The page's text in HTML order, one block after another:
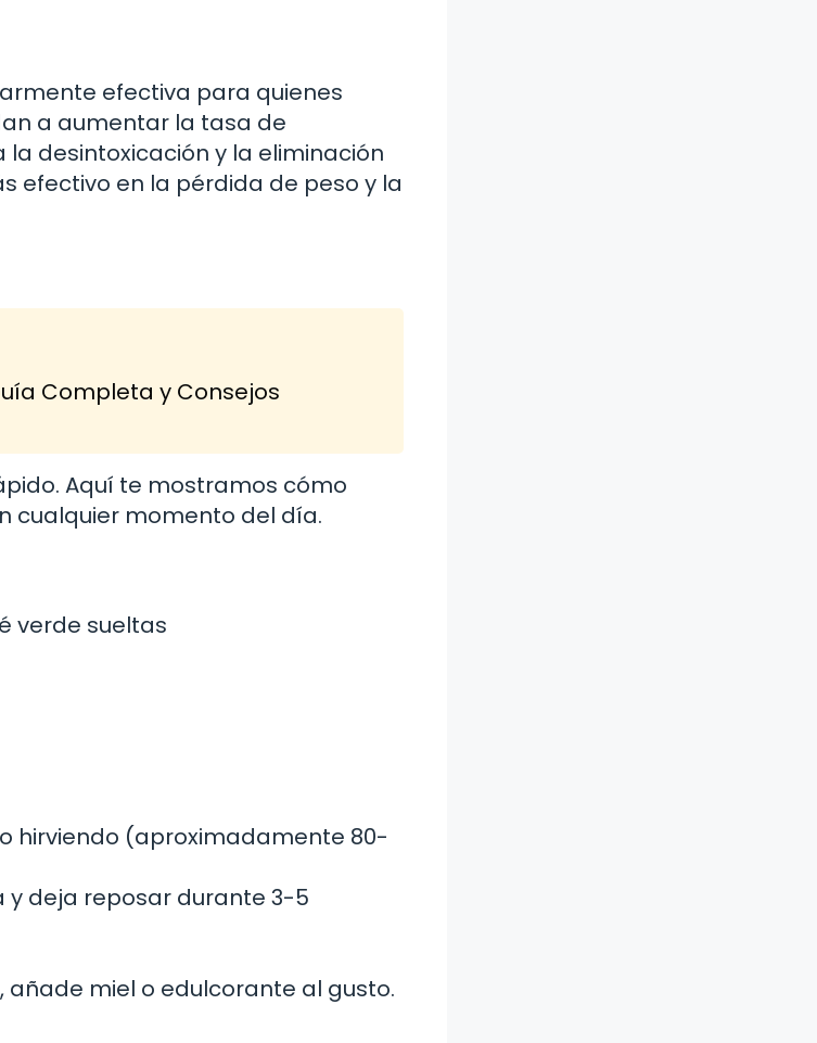
efectiva para quienes
a aumentar la tasa de
desintoxicación y la eliminación
efectivo en la pérdida de peso y la
Completa y Consejos
Aquí te mostramos cómo
cualquier momento del día.
verde sueltas
hirviendo (aproximadamente 80-
y deja reposar durante 3-5
añade miel o edulcorante al gusto.